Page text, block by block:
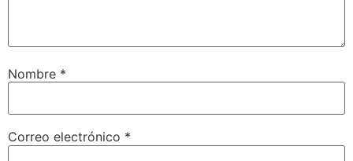
Nombre *
Correo electrónico *